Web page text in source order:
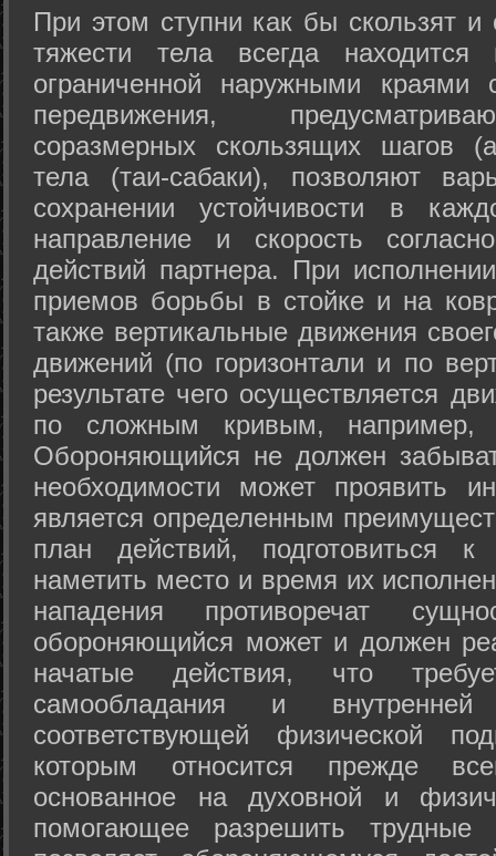
При этом ступни как бы скользят
тяжести тела всегда
ограниченной наружными краями
передвижения,
соразмерных скользящих шагов
тела (таи-сабаки), позволяют
сохранении устойчивости в
направление и скорость
действий партнера. При
приемов борьбы в стойке и на
также вертикальные движения
движений (по горизонтали и по
результате чего осуществляется
по сложным кривым, например,
Обороняющийся не должен
необходимости может проявить
является определенным
план действий, подготовиться
наметить место и время их
нападения противоречат
обороняющийся может и должен
начатые действия, что
самообладания и
соответствующей физической
которым относится прежде
основанное на духовной и
помогающее разрешить